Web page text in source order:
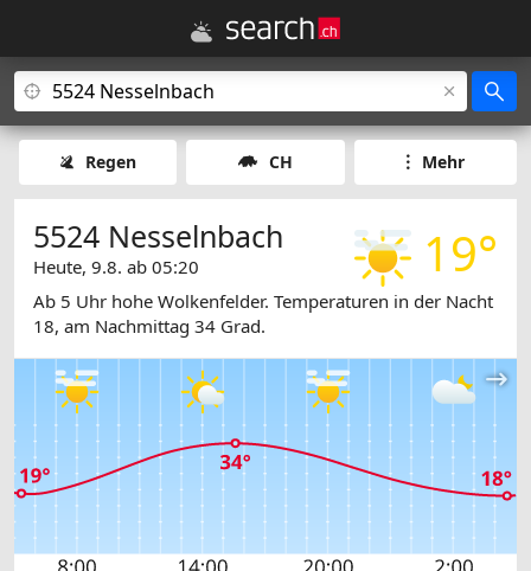
Regen CH Mehr
19°
5524 Nesselnbach
Heute, 9.8. ab 05:20
Ab 5 Uhr hohe Wolkenfelder. Temperaturen in der Nacht
18, am Nachmittag 34 Grad.